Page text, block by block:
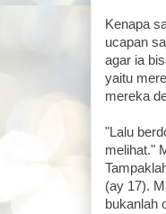
Kenapa
ucapan
agar ia
yaitu
mereka
"Lalu
melihat."
(ay 17).
bukanlah